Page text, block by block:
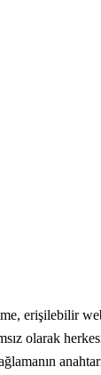
erişilebilir
olarak